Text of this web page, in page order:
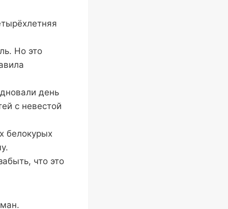
Но это
день
с невестой
белокурых
что это